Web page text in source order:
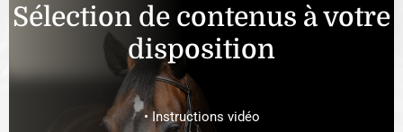
Sélection de contenus à votre
disposition
• Instructions vidéo